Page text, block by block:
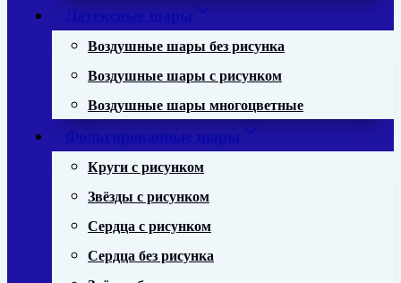
Латексные шары
Воздушные шары без рисунка
Воздушные шары с рисунком
Воздушные шары многоцветные
Фольгированные шары
Круги с рисунком
Звёзды с рисунком
Сердца с рисунком
Сердца без рисунка